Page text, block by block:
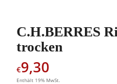
C.H.BERRES
trocken
€9,30
Enthält 19% MwSt.